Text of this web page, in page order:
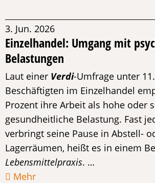
3. Jun. 2026
Einzelhandel: Umgang mit
Belastungen
Laut einer Verdi-Umfrage unter
Beschäftigten im Einzelhandel
Prozent ihre Arbeit als hohe oder
gesundheitliche Belastung. Fast
verbringt seine Pause in Abstell-
Lagerräumen, heißt es in einem
Lebensmittelpraxis. …
Mehr